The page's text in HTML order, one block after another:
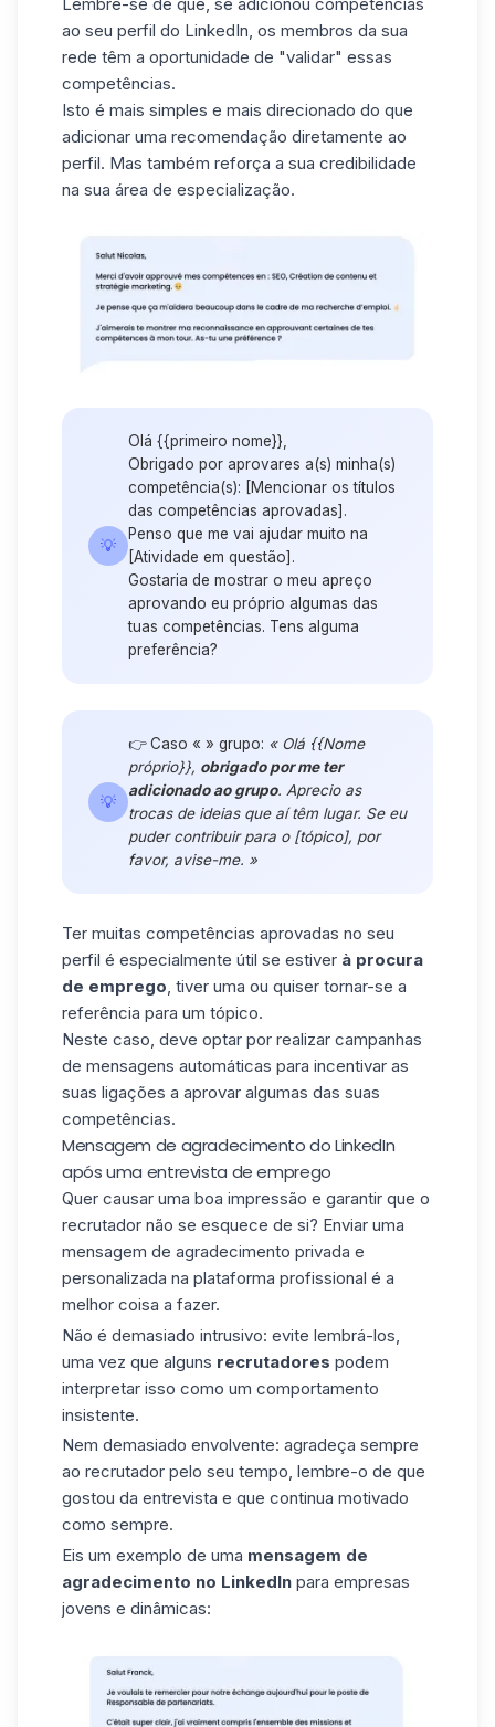
ao seu perfil do LinkedIn, os membros da sua
rede têm a oportunidade de "validar" essas
competências.
Isto é mais simples e mais direcionado do que
adicionar uma recomendação diretamente ao
perfil. Mas também reforça a sua credibilidade
na sua área de especialização.
💡
Olá {{primeiro nome}},
Obrigado por aprovares a(s) minha(s)
competência(s): [Mencionar os títulos
das competências aprovadas].
Penso que me vai ajudar muito na
[Atividade em questão].
Gostaria de mostrar o meu apreço
aprovando eu próprio algumas das
tuas competências. Tens alguma
preferência?
💡
👉 Caso « » grupo: « Olá {{Nome
próprio}}, obrigado por me ter
adicionado ao grupo. Aprecio as
trocas de ideias que aí têm lugar. Se eu
puder contribuir para o [tópico], por
favor, avise-me. »
Ter muitas competências aprovadas no seu
perfil é especialmente útil se estiver à procura
de emprego , tiver uma ou quiser tornar-se a
referência para um tópico.
Neste caso, deve optar por realizar campanhas
de mensagens automáticas para incentivar as
suas ligações a aprovar algumas das suas
competências.
Mensagem de agradecimento do LinkedIn
após uma entrevista de emprego
Quer causar uma boa impressão e garantir que o
recrutador não se esquece de si? Enviar uma
mensagem de agradecimento privada e
personalizada na plataforma profissional é a
melhor coisa a fazer.
Não é demasiado intrusivo: evite lembrá-los,
uma vez que alguns recrutadores podem
interpretar isso como um comportamento
insistente.
Nem demasiado envolvente: agradeça sempre
ao recrutador pelo seu tempo, lembre-o de que
gostou da entrevista e que continua motivado
como sempre.
Eis um exemplo de uma mensagem de
agradecimento no LinkedIn para empresas
jovens e dinâmicas: